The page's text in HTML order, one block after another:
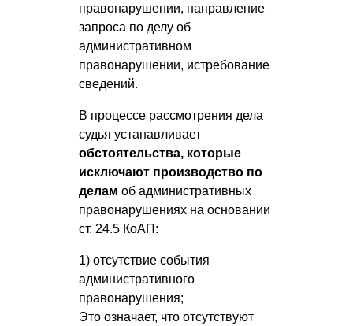
правонарушении, направление
запроса по делу об
административном
правонарушении, истребование
сведений.
В процессе рассмотрения дела
судья устанавливает
обстоятельства, которые
исключают производство по
делам об административных
правонарушениях на основании
ст. 24.5 КоАП:
1) отсутствие события
административного
правонарушения;
Это означает, что отсутствуют